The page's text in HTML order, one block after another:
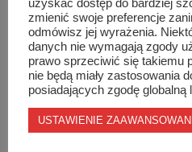
Podobne wpisy
uzyskać dostęp do bardziej
zmienić swoje preferencje
odmówisz jej wyrażenia.
danych nie wymagają zgody
prawo sprzeciwić się takiemu
nie będą miały zastosowania
posiadających zgodę globalną
USTAWIENIE